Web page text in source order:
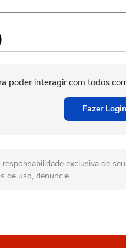
poder interagir com todos
Fazer
exclusiva de
de uso, denuncie.